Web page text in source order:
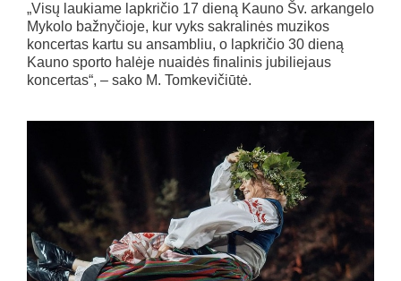
„Visų laukiame lapkričio 17 dieną Kauno Šv. arkangelo
Mykolo bažnyčioje, kur vyks sakralinės muzikos
koncertas kartu su ansambliu, o lapkričio 30 dieną
Kauno sporto halėje nuaidės finalinis jubiliejaus
koncertas“, – sako M. Tomkevičiūtė.